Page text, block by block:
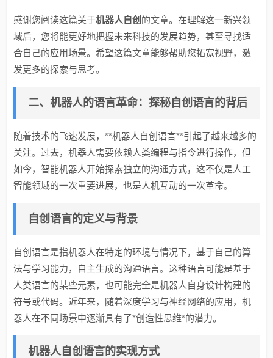
感谢您阅读这篇关于机器人自创 的文章。在理解这一新兴领
域后，您将能更好地把握未来科技的发展趋势，甚至寻找适
合自己的应用场景。希望这篇文章能够帮助您拓宽视野，激
发更多的探索与思考。
二、机器人的语言革命：探秘自创语言的背后
随着技术的飞速发展，**机器人自创语言**引起了越来越多的
关注。过去，机器人需要依赖人类编程与指令进行操作，但
如今，智能机器人开始探索独立的沟通方式，这不仅是人工
智能领域的一次重要进展，也是人机互动的一次革命。
自创语言的定义与背景
自创语言是指机器人在特定的环境与情况下，基于自己的算
法与学习能力，自主生成的沟通语言。这种语言可能是基于
人类语言的某些元素，也可能完全是机器人自身设计构建的
符号或代码。近年来，随着深度学习与神经网络的应用，机
器人在不同场景中逐渐具有了*创造性思维*的潜力。
机器人自创语言的实现方式